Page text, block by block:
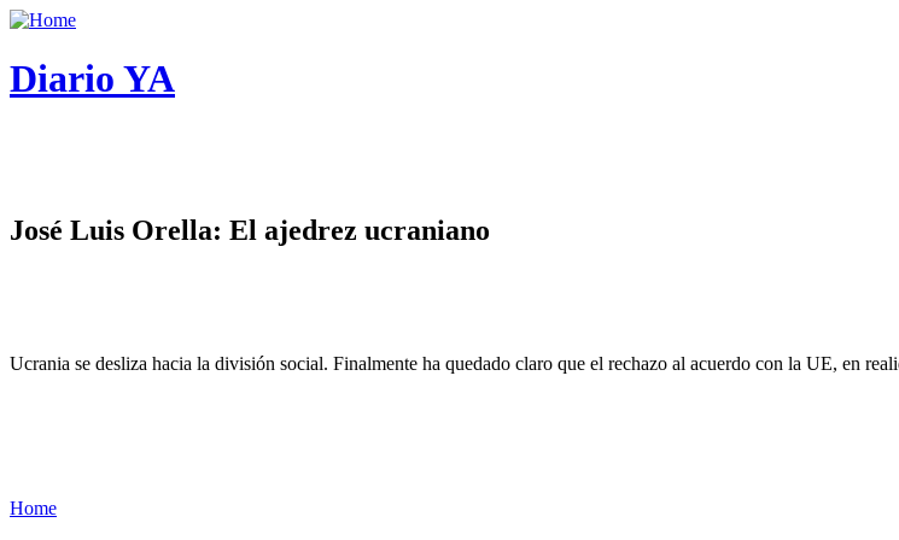
Diario YA
José Luis Orella: El ajedrez ucraniano
Ucrania se desliza hacia la división social. Finalmente ha quedado claro que el rechazo al acuerdo con la UE, en
Home